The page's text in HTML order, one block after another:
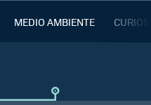
MEDIO AMBIENTE